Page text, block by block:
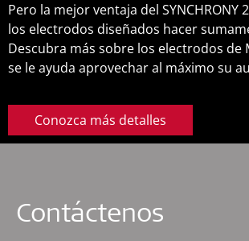
Pero la mejor ventaja del SYNCHRONY
los electrodos diseñados hacer
Descubra más sobre los electrodos de
se le ayuda aprovechar al máximo su
Conozca más detalles
Contáctenos